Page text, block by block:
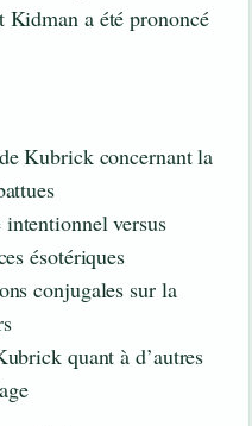
Kidman a été prononcé
Kubrick concernant la
versus
ésotériques
conjugales sur la
quant à d’autres